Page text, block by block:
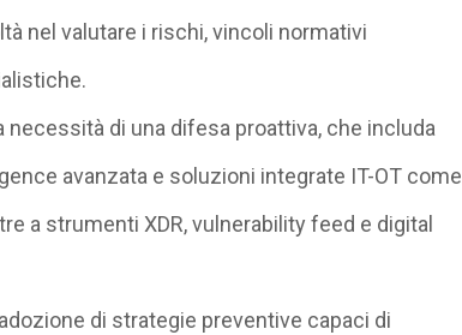
nel valutare i rischi, vincoli normativi
.
necessità di una difesa proattiva, che includa
avanzata e soluzioni integrate IT-OT come
a strumenti XDR,vulnerability feed e digital
di strategie preventive capaci di